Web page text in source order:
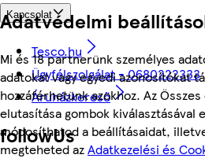
Adatvédelmi
Mi és 18 partnerünk személyes
adatokat vagy egyedi azonosítókat
hozzáférhetünk azokhoz. Az
elutasítása gombok kiválasztásával
módosíthatod a beállításaidat,
megteheted azAdatkezelési és
Kapcsolat
Tesco.hu
Ügyfélszolgálat - 0680222333
Áruházkereső
followUs